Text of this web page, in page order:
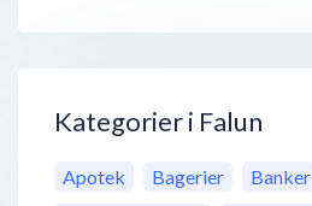
Kategorier i Falun
Apotek Bagerier Banker